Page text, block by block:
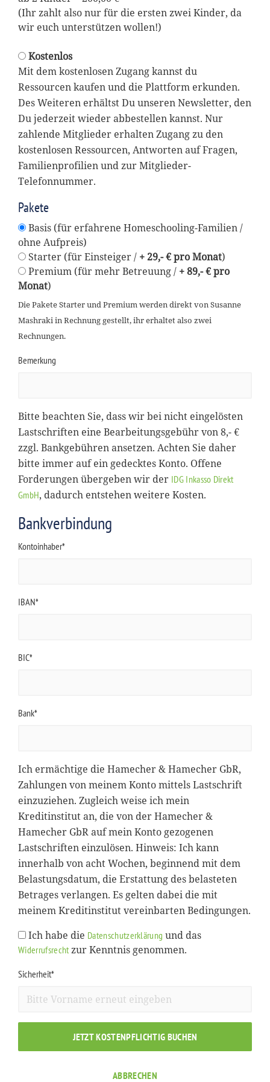
(Ihr zahlt also nur für die ersten zwei Kinder, da
wir euch unterstützen wollen!)
Kostenlos
Mit dem kostenlosen Zugang kannst du
Ressourcen kaufen und die Plattform erkunden.
Des Weiteren erhältst Du unseren Newsletter, den
Du jederzeit wieder abbestellen kannst. Nur
zahlende Mitglieder erhalten Zugang zu den
kostenlosen Ressourcen, Antworten auf Fragen,
Familienprofilien und zur Mitglieder-
Telefonnummer.
Pakete
Basis (für erfahrene Homeschooling-Familien /
ohne Aufpreis)
Starter (für Einsteiger / + 29,- € pro Monat)
Premium (für mehr Betreuung / + 89,- € pro
Monat)
Die Pakete Starter und Premium werden direkt von Susanne
Mashraki in Rechnung gestellt, ihr erhaltet also zwei
Rechnungen.
Bemerkung
Bitte beachten Sie, dass wir bei nicht eingelösten
Lastschriften eine Bearbeitungsgebühr von 8,- €
zzgl. Bankgebühren ansetzen. Achten Sie daher
bitte immer auf ein gedecktes Konto. Offene
Forderungen übergeben wir der IDG Inkasso Direkt
GmbH, dadurch entstehen weitere Kosten.
Bankverbindung
Kontoinhaber*
IBAN*
BIC*
Bank*
Ich ermächtige die Hamecher & Hamecher GbR,
Zahlungen von meinem Konto mittels Lastschrift
einzuziehen. Zugleich weise ich mein
Kreditinstitut an, die von der Hamecher &
Hamecher GbR auf mein Konto gezogenen
Lastschriften einzulösen. Hinweis: Ich kann
innerhalb von acht Wochen, beginnend mit dem
Belastungsdatum, die Erstattung des belasteten
Betrages verlangen. Es gelten dabei die mit
meinem Kreditinstitut vereinbarten Bedingungen.
Ich habe die Datenschutzerklärung und das
Widerrufsrechtzur Kenntnis genommen.
Sicherheit*
JETZT KOSTENPFLICHTIG BUCHEN
ABBRECHEN